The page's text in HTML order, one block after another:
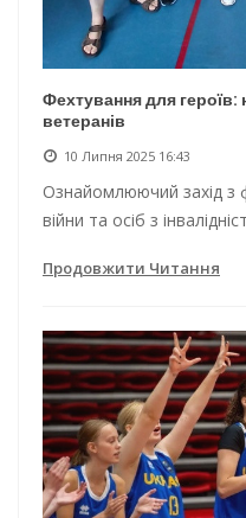
Фехтування для героїв:
ветеранів
10 Липня 2025 16:43
Ознайомлюючий захід з
війни та осіб з
Продовжити Читання